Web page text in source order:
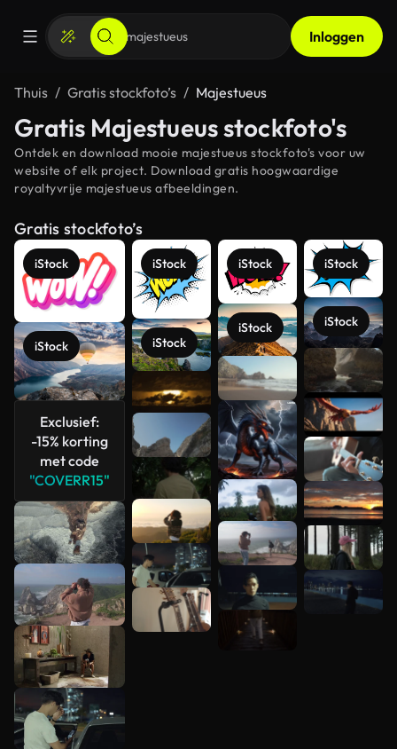
Inloggen
Thuis Gratis stockfoto’s Majestueus
Gratis Majestueus stockfoto's
Ontdek en download mooie majestueus stockfoto's voor uw
website of elk project. Download gratis hoogwaardige
royaltyvrije majestueus afbeeldingen.
Gratis stockfoto’s
iStock
iStock
Exclusief:
-15% korting
met code
"COVERR15"
iStock
iStock
iStock
iStock
iStock
iStock
Meer
bekijken